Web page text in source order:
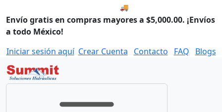
🚚 Envío el Lunes, 10 de
Envío gratis en compras mayores a $5,000.00. ¡Envíos
a todo México!
Iniciar sesión aquí Crear Cuenta Contacto FAQ Blogs